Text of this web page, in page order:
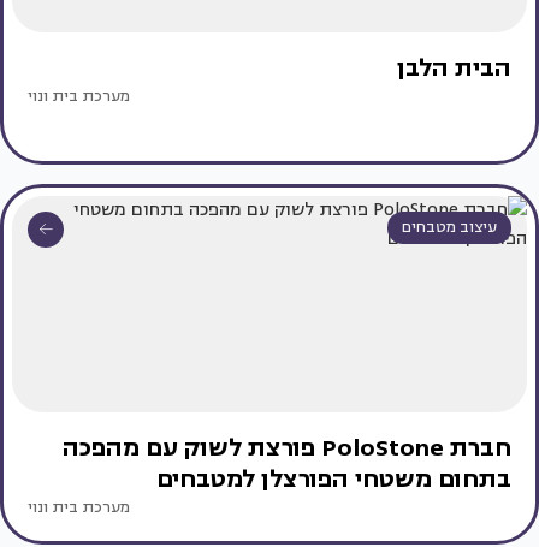
הבית הלבן
מערכת בית ונוי
עיצוב מטבחים
חברת PoloStone פורצת לשוק עם מהפכה
בתחום משטחי הפורצלן למטבחים
מערכת בית ונוי